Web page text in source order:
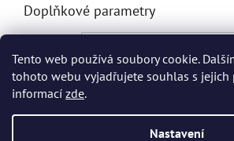
Tento web používá soubory cookie.
tohoto webu vyjadřujete souhlas s jejich
informací zde.
Nastavení
Doplňkové parametry
EAN : Zvolte variantu
Vytvořil Shoptet